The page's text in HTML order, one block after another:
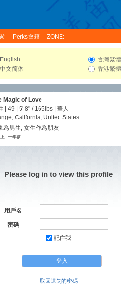
Perks會籍 ZONE:
English
中文简体
台灣繁體
香港繁體
Magic of Love
| 49 | 5' 8" / 165lbs | 華人
California, United States
為男生, 女生作為朋友
: 一年前
Please log in to view this profile
用戶名
密碼
記住我
取回遺失的密碼